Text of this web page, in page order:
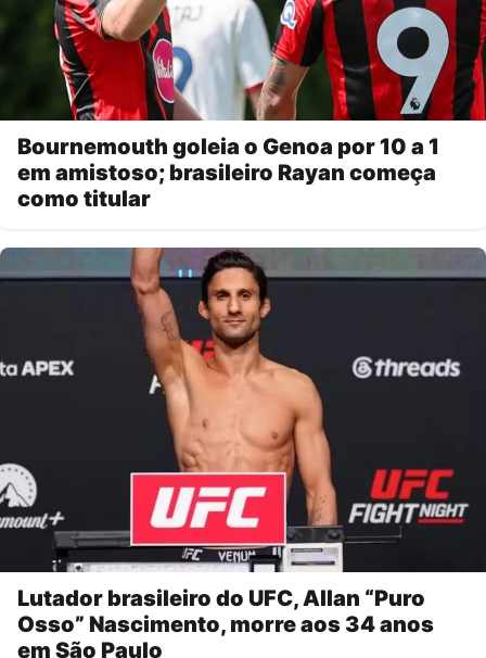
Bournemouth goleia o Genoa por 10 a 1
em amistoso; brasileiro Rayan começa
como titular
Lutador brasileiro do UFC, Allan “Puro
Osso” Nascimento, morre aos 34 anos
em São Paulo